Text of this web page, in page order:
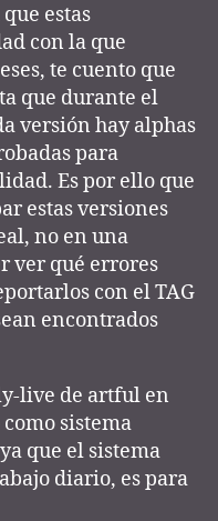
estas
con la que
te cuento que
que durante el
versión hay alphas
para
Es por ello que
estas versiones
no en una
ver qué errores
con el TAG
encontrados
live de artful en
sistema
que el sistema
diario, es para